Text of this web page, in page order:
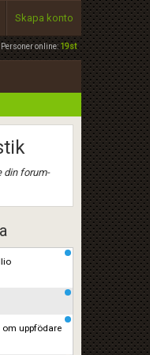
Personer online:19st
Skapa konto
din forum-
uppfödare